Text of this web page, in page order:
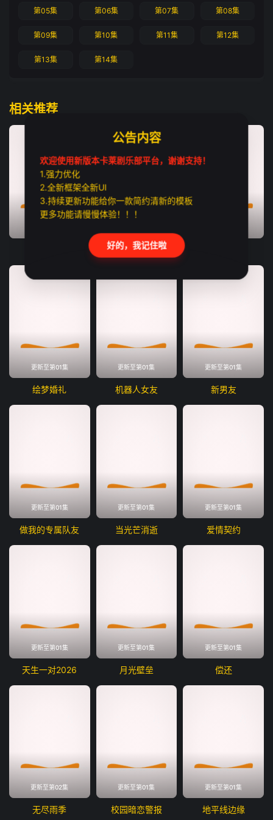
第05集 第06集 第07集 第08集
第09集 第10集 第11集 第12集
第13集 第14集
相关推荐
爱来了别错过2026
更新至第01集
绘梦婚礼
更新至第01集
机器人女友
更新至第01集
新男友
更新至第01集
做我的专属队友
更新至第01集
当光芒消逝
更新至第01集
爱情契约
更新至第01集
天生一对2026
更新至第01集
月光壁垒
更新至第01集
偿还
更新至第02集
无尽雨季
更新至第01集
校园暗恋警报
更新至第01集
地平线边缘
公告内容
欢迎使用新版本卡莱剧乐部平台，谢谢支持！
1.强力优化
2.全新框架全新UI
3.持续更新功能给你一款简约清新的模板
更多功能请慢慢体验！！！
好的，我记住啦